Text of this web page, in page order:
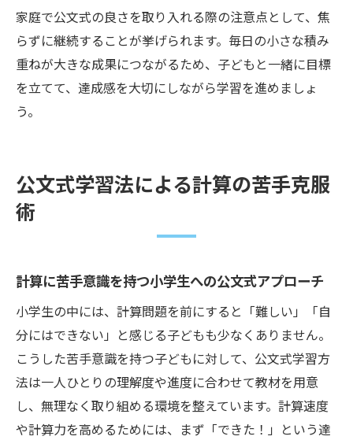
家庭で公文式の良さを取り入れる際の注意点として、焦
らずに継続することが挙げられます。毎日の小さな積み
重ねが大きな成果につながるため、子どもと一緒に目標
を立てて、達成感を大切にしながら学習を進めましょ
う。
公文式学習法による計算の苦手克服
術
計算に苦手意識を持つ小学生への公文式アプローチ
小学生の中には、計算問題を前にすると「難しい」「自
分にはできない」と感じる子どもも少なくありません。
こうした苦手意識を持つ子どもに対して、公文式学習方
法は一人ひとりの理解度や進度に合わせて教材を用意
し、無理なく取り組める環境を整えています。計算速度
や計算力を高めるためには、まず「できた！」という達